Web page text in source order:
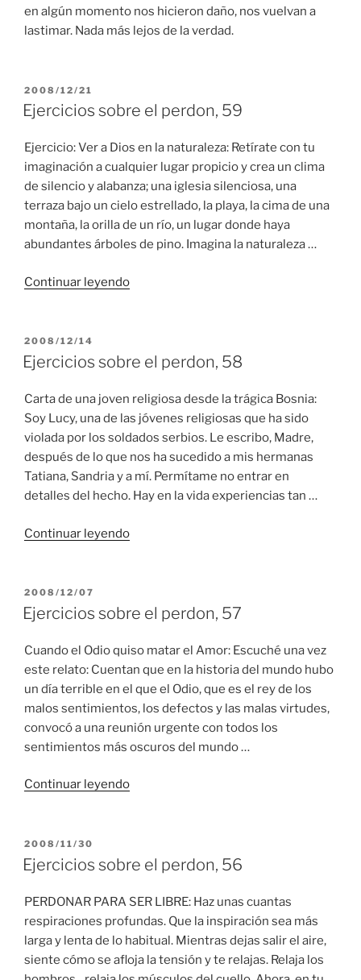
en algún momento nos hicieron daño, nos vuelvan a
lastimar. Nada más lejos de la verdad.
PUBLICADO
EL
2008/12/21
Ejercicios sobre el perdon, 59
Ejercicio: Ver a Dios en la naturaleza: Retírate con tu
imaginación a cualquier lugar propicio y crea un clima
de silencio y alabanza; una iglesia silenciosa, una
terraza bajo un cielo estrellado, la playa, la cima de una
montaña, la orilla de un río, un lugar donde haya
abundantes árboles de pino. Imagina la naturaleza …
Continuar leyendo“Ejercicios
59”
PUBLICADO
EL
2008/12/14
Ejercicios sobre el perdon, 58
Carta de una joven religiosa desde la trágica Bosnia:
Soy Lucy, una de las jóvenes religiosas que ha sido
violada por los soldados serbios. Le escribo, Madre,
después de lo que nos ha sucedido a mis hermanas
Tatiana, Sandria y a mí. Permítame no entrar en
detalles del hecho. Hay en la vida experiencias tan …
Continuar leyendo“Ejercicios
58”
PUBLICADO
EL
2008/12/07
Ejercicios sobre el perdon, 57
Cuando el Odio quiso matar el Amor: Escuché una vez
este relato: Cuentan que en la historia del mundo hubo
un día terrible en el que el Odio, que es el rey de los
malos sentimientos, los defectos y las malas virtudes,
convocó a una reunión urgente con todos los
sentimientos más oscuros del mundo …
Continuar leyendo“Ejercicios
57”
PUBLICADO
EL
2008/11/30
Ejercicios sobre el perdon, 56
PERDONAR PARA SER LIBRE: Haz unas cuantas
respiraciones profundas. Que la inspiración sea más
larga y lenta de lo habitual. Mientras dejas salir el aire,
siente cómo se afloja la tensión y te relajas. Relaja los